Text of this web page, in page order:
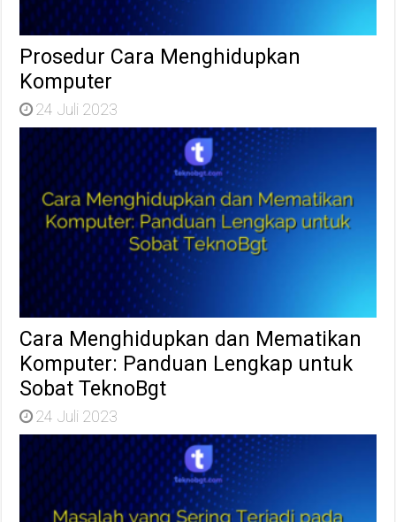
Prosedur Cara Menghidupkan
Komputer
24 Juli 2023
Cara Menghidupkan dan Mematikan
Komputer: Panduan Lengkap untuk
Sobat TeknoBgt
24 Juli 2023